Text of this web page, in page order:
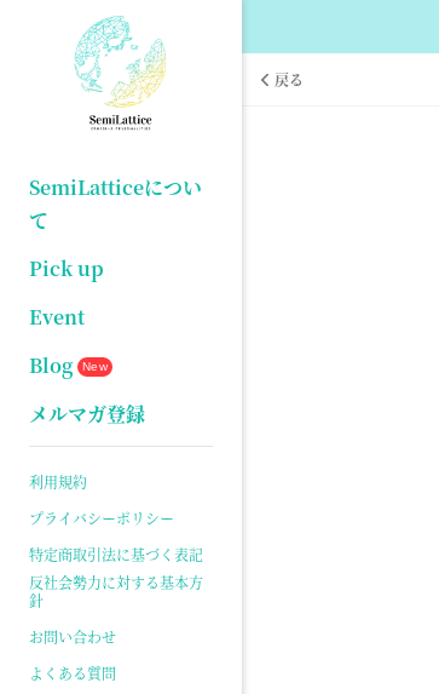
SemiLatticeについ
て
Pick up
Event
Blog
New
メルマガ登録
利用規約
プライバシーポリシー
特定商取引法に基づく表記
反社会勢力に対する基本方
針
お問い合わせ
よくある質問
戻る